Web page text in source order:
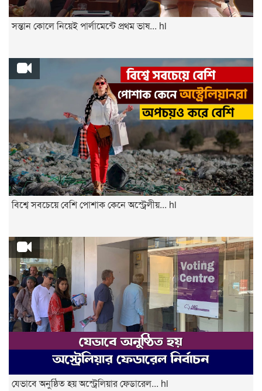
সন্তান কোলে নিয়েই পার্লামেন্টে প্রথম ভাষ... hi
বিশ্বে সবচেয়ে বেশি পোশাক কেনে অস্ট্রেলীয়... hi
যেভাবে অনুষ্ঠিত হয় অস্ট্রেলিয়ার ফেডারেল... hi